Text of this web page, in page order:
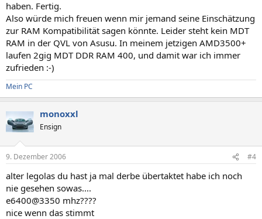
haben. Fertig.
Also würde mich freuen wenn mir jemand seine Einschätzung
zur RAM Kompatibilität sagen könnte. Leider steht kein MDT
RAM in der QVL von Asusu. In meinem jetzigen AMD3500+
laufen 2gig MDT DDR RAM 400, und damit war ich immer
zufrieden :-)
Mein PC
monoxxl
Ensign
9. Dezember 2006 #4
alter legolas du hast ja mal derbe übertaktet habe ich noch
nie gesehen sowas....
e6400@3350 mhz????
nice wenn das stimmt